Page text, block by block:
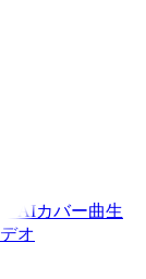
AIカバー曲生
オ